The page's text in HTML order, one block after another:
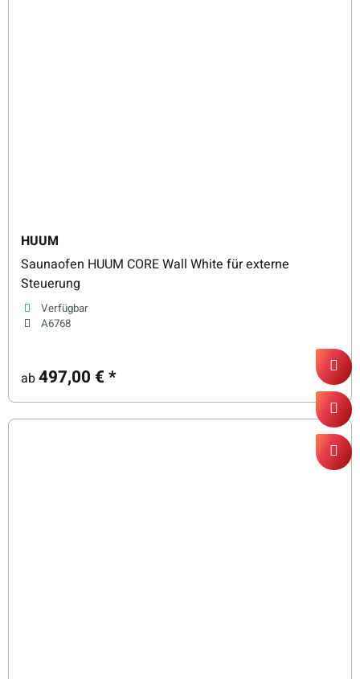
HUUM
Saunaofen HUUM CORE Wall White für externe
Steuerung
Verfügbar
A6768
ab497,00 €*